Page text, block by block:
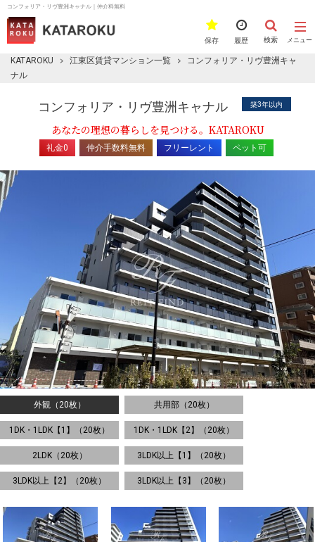
コンフォリア・リヴ豊洲キャナル｜仲介料無料
メニュー
検索
履歴
保存
KATAROKU 江東区賃貸マンション一覧
コンフォリア・リヴ豊洲キャ
ナル
コンフォリア・リヴ豊洲キャナル 築3年以内
あなたの理想の暮らしを見つける。KATAROKU
礼金0 仲介手数料無料 フリーレント ペット可
外観（20枚） 共用部（20枚）
1DK・1LDK【1】（20枚） 1DK・1LDK【2】（20枚）
2LDK（20枚） 3LDK以上【1】（20枚）
3LDK以上【2】（20枚） 3LDK以上【3】（20枚）